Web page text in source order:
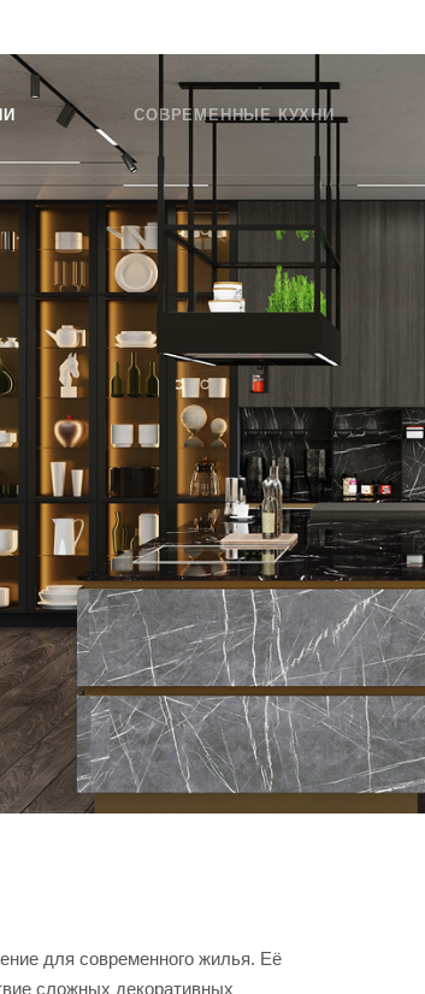
СОВРЕМЕННЫЕ КУХНИ
для современного жилья. Её
сложных декоративных